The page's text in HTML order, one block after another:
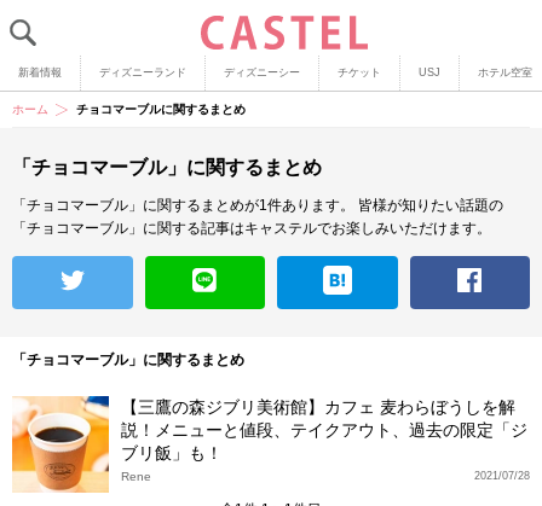
新着情報 ディズニーランド ディズニーシー チケット USJ ホテル空室
ホーム チョコマーブルに関するまとめ
「チョコマーブル」に関するまとめ
「チョコマーブル」に関するまとめが1件あります。
皆様が知りたい話題の
「チョコマーブル」に関する記事はキャステルでお楽しみいただけます。
「チョコマーブル」に関するまとめ
【三鷹の森ジブリ美術館】カフェ 麦わらぼうしを解
説！メニューと値段、テイクアウト、過去の限定「ジ
ブリ飯」も！
2021/07/28
Rene